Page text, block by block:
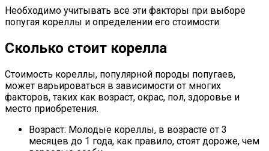
Необходимо учитывать все эти факторы при выборе
попугая кореллы и определении его стоимости.
Сколько стоит корелла
Стоимость кореллы, популярной породы попугаев,
может варьироваться в зависимости от многих
факторов, таких как возраст, окрас, пол, здоровье и
место приобретения.
Возраст: Молодые кореллы, в возрасте от 3
месяцев до 1 года, как правило, стоят дороже, чем